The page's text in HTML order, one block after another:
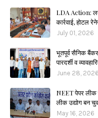
LDA Action:
कार्रवाई, होटल
July 01, 2026
भूतपूर्व सैनिक
पारदर्शी व
June 28, 2026
NEET पेपर लीक
लीक उद्योग बन
May 16, 2026